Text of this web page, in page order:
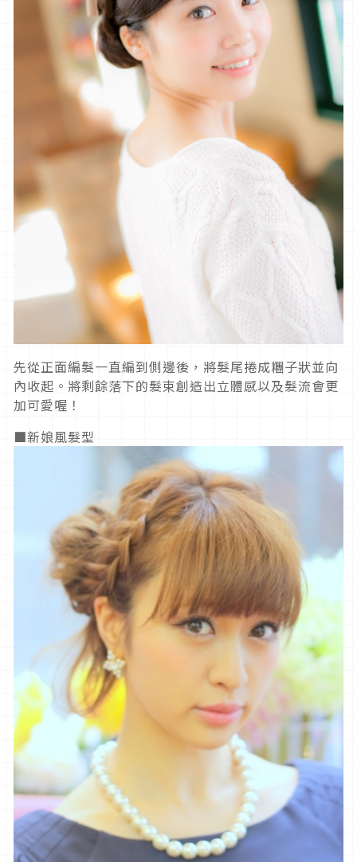
先從正面編髮一直編到側邊後，將髮尾捲成糰子狀並向
內收起。將剩餘落下的髮束創造出立體感以及髮流會更
加可愛喔！
■新娘風髮型